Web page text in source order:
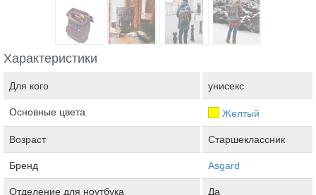
Характеристики
Для кого унисекс
Основные цвета Желтый
Возраст Старшеклассник
Бренд Asgard
Отделение для ноутбука Да